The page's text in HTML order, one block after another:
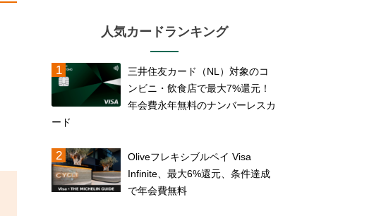
人気カードランキング
三井住友カード（NL）対象のコ
ンビニ・飲食店で最大7%還元！
年会費永年無料のナンバーレスカ
ード
Oliveフレキシブルペイ Visa
Infinite、最大6%還元、条件達成
で年会費無料